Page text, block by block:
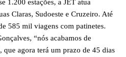
1.200 estações, a JET atua
Claras, Sudoeste e Cruzeiro. Até
585 mil viagens com patinetes.
“nós acabamos de
que agora terá um prazo de 45 dias